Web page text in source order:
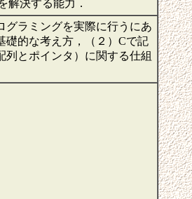
解決する能力．
グラミングを実際に行うにあ
礎的な考え方，（２）Cで記
とポインタ）に関する仕組